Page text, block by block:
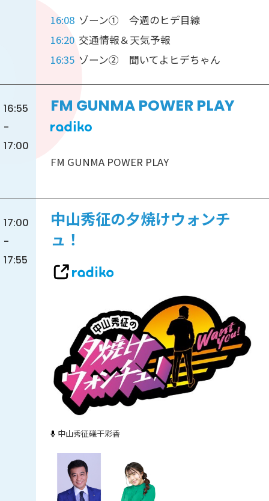
16:08 ゾーン① 今週のヒデ目線
16:20 交通情報＆天気予報
16:35 ゾーン② 聞いてよヒデちゃん
16:55
-
17:00
FM GUNMA POWER PLAY
FM GUNMA POWER PLAY
17:00
-
17:55
中山秀征の夕焼けウォンチ
ュ！
中山秀征礒干彩香